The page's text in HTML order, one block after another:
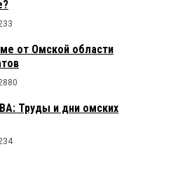
от Омской области
Труды и дни омских